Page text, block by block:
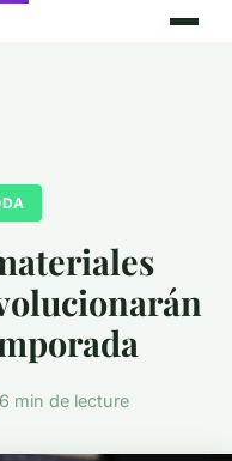
6 min de lecture